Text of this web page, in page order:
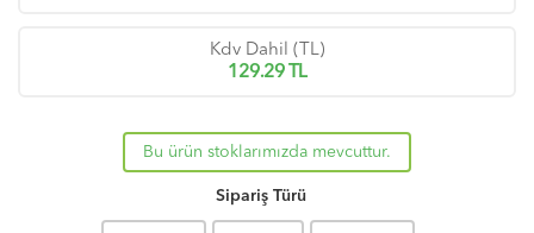
Kdv Dahil (TL)
129.29 TL
Bu ürün stoklarımızda mevcuttur.
Sipariş Türü